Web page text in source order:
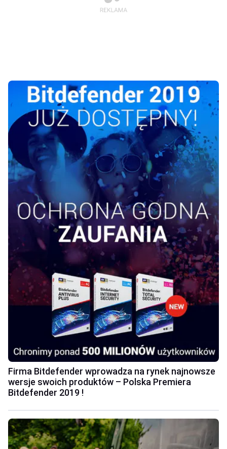
Firma Bitdefender wprowadza na rynek najnowsze
wersje swoich produktów – Polska Premiera
Bitdefender 2019 !